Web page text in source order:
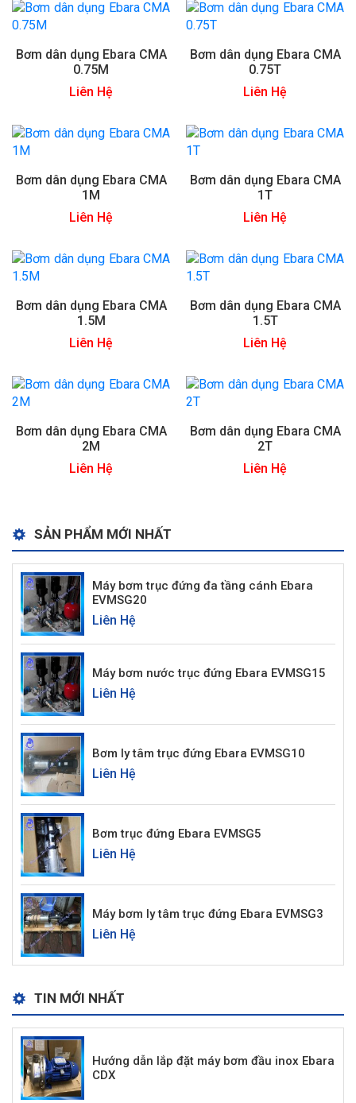
Bơm dân dụng Ebara CMA
0.75M
Liên Hệ
Bơm dân dụng Ebara CMA
0.75T
Liên Hệ
Bơm dân dụng Ebara CMA
1M
Liên Hệ
Bơm dân dụng Ebara CMA
1T
Liên Hệ
Bơm dân dụng Ebara CMA
1.5M
Liên Hệ
Bơm dân dụng Ebara CMA
1.5T
Liên Hệ
Bơm dân dụng Ebara CMA
2M
Liên Hệ
Bơm dân dụng Ebara CMA
2T
Liên Hệ
SẢN PHẨM MỚI NHẤT
Máy bơm trục đứng đa tầng cánh Ebara
EVMSG20
Liên Hệ
Máy bơm nước trục đứng Ebara EVMSG15
Liên Hệ
Bơm ly tâm trục đứng Ebara EVMSG10
Liên Hệ
Bơm trục đứng Ebara EVMSG5
Liên Hệ
Máy bơm ly tâm trục đứng Ebara EVMSG3
Liên Hệ
TIN MỚI NHẤT
Hướng dẫn lắp đặt máy bơm đầu inox Ebara
CDX